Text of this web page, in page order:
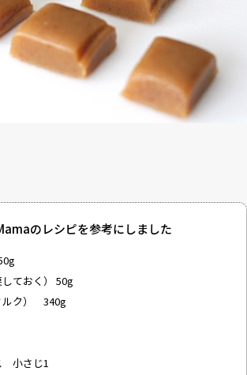
のレシピを参考にしました
ておく） 50g
ルク） 340g
小さじ1